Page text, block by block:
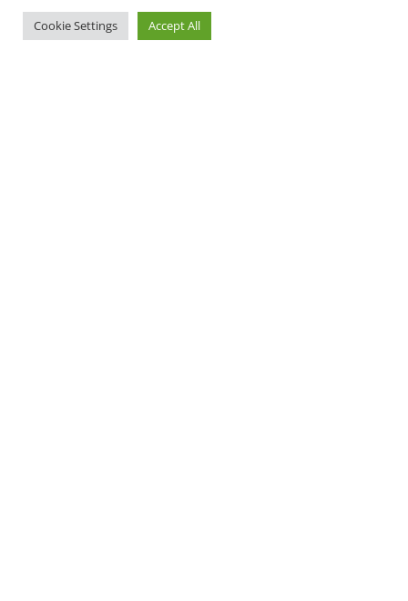
Cookie Settings Accept All